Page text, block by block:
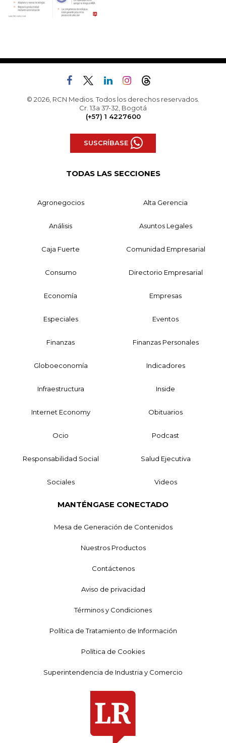
© 2026, RCN Medios. Todos los derechos reservados.
Cr. 13a 37-32, Bogotá
(+57) 1 4227600
SUSCRÍBASE
TODAS LAS SECCIONES
Agronegocios Alta Gerencia
Análisis Asuntos Legales
Caja Fuerte Comunidad Empresarial
Consumo Directorio Empresarial
Economía Empresas
Especiales Eventos
Finanzas Finanzas Personales
Globoeconomía Indicadores
Infraestructura Inside
Internet Economy Obituarios
Ocio Podcast
Responsabilidad Social Salud Ejecutiva
Sociales Videos
MANTÉNGASE CONECTADO
Mesa de Generación de Contenidos
Nuestros Productos
Contáctenos
Aviso de privacidad
Términos y Condiciones
Política de Tratamiento de Información
Política de Cookies
Superintendencia de Industria y Comercio